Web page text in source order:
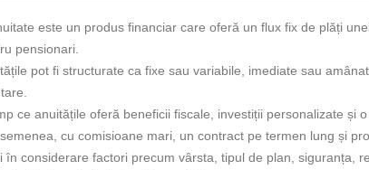
este un produs financiar care oferă un flux fix de plăți
pensionari.
pot fi structurate ca fixe sau variabile, imediate sau
ce anuitățile oferă beneficii fiscale, investiții personalizate și
cu comisioane mari, un contract pe termen lung și
în considerare factori precum vârsta, tipul de plan, siguranța,